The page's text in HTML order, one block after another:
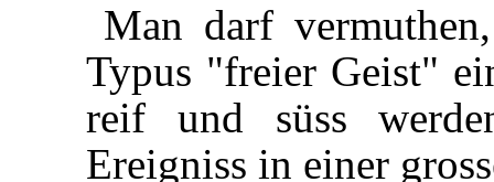
Man darf
Typus "freier Geist"
reif und süss
Ereigniss in einer